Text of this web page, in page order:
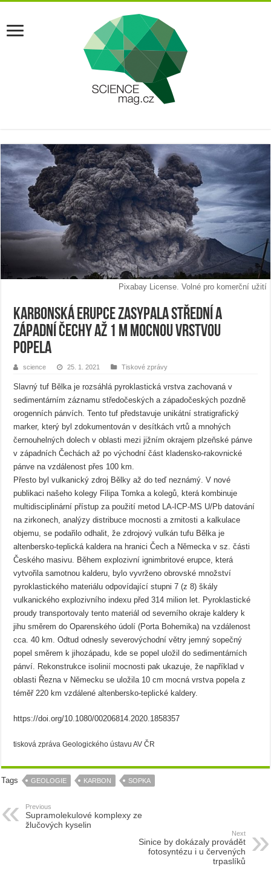
Pixabay License. Volné pro komerční užití
Karbonská erupce zasypala střední a
západní Čechy až 1 m mocnou vrstvou
popela
science 25. 1. 2021 Tiskové zprávy
Slavný tuf Bělka je rozsáhlá pyroklastická vrstva zachovaná v
sedimentárním záznamu středočeských a západočeských pozdně
orogenních pánvích. Tento tuf představuje unikátní stratigrafický
marker, který byl zdokumentován v desítkách vrtů a mnohých
černouhelných dolech v oblasti mezi jižním okrajem plzeňské pánve
v západních Čechách až po východní část kladensko-rakovnické
pánve na vzdálenost přes 100 km.
Přesto byl vulkanický zdroj Bělky až do teď neznámý. V nové
publikaci našeho kolegy Filipa Tomka a kolegů, která kombinuje
multidisciplinární přístup za použití metod LA-ICP-MS U/Pb datování
na zirkonech, analýzy distribuce mocnosti a zrnitosti a kalkulace
objemu, se podařilo odhalit, že zdrojový vulkán tufu Bělka je
altenbersko-teplická kaldera na hranici Čech a Německa v sz. části
Českého masivu. Během explozivní ignimbritové erupce, která
vytvořila samotnou kalderu, bylo vyvrženo obrovské množství
pyroklastického materiálu odpovídající stupni 7 (z 8) škály
vulkanického explozivního indexu před 314 milion let. Pyroklastické
proudy transportovaly tento materiál od severního okraje kaldery k
jihu směrem do Oparenského údolí (Porta Bohemika) na vzdálenost
cca. 40 km. Odtud odnesly severovýchodní větry jemný sopečný
popel směrem k jihozápadu, kde se popel uložil do sedimentárních
pánví. Rekonstrukce isolinií mocnosti pak ukazuje, že například v
oblasti Řezna v Německu se uložila 10 cm mocná vrstva popela z
téměř 220 km vzdálené altenbersko-teplické kaldery.
https://doi.org/10.1080/00206814.2020.1858357
tisková zpráva Geologického ústavu AV ČR
Tags GEOLOGIE KARBON SOPKA
Previous
Supramolekulové komplexy ze
žlučových kyselin
Next
Sinice by dokázaly provádět
fotosyntézu i u červených
trpaslíků